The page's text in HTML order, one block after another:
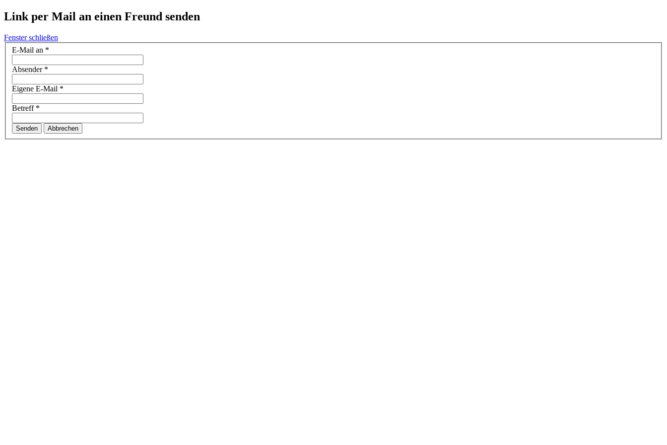
Link per Mail an einen Freund senden
Fenster schließen
E-Mail an *
Absender*
Eigene E-Mail *
Betreff*
Senden Abbrechen